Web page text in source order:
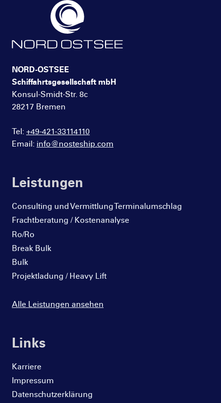
NORD-OSTSEE
Schiffahrtsgesellschaft mbH
Konsul-Smidt-Str. 8c
28217 Bremen
Tel: +49-421-33114110
Email: info@nosteship.com
Leistungen
Consulting und Vermittlung Terminalumschlag
Frachtberatung / Kostenanalyse
Ro/Ro
Break Bulk
Bulk
Projektladung / Heavy Lift
Alle Leistungen ansehen
Links
Karriere
Impressum
Datenschutzerklärung